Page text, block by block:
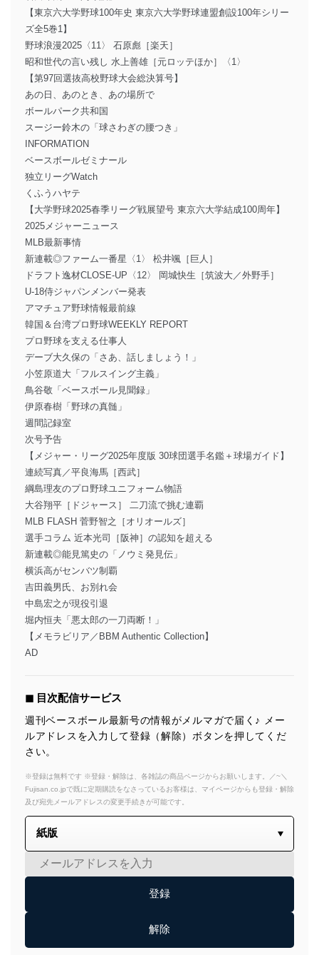
【東京六大学野球100年史 東京六大学野球連盟創設100年シリー
ズ全5巻1】
野球浪漫2025〈11〉 石原彪［楽天］
昭和世代の言い残し 水上善雄［元ロッテほか］〈1〉
【第97回選抜高校野球大会総決算号】
あの日、あのとき、あの場所で
ボールパーク共和国
スージー鈴木の「球さわぎの腰つき」
INFORMATION
ベースボールゼミナール
独立リーグWatch
くふうハヤテ
【大学野球2025春季リーグ戦展望号 東京六大学結成100周年】
2025メジャーニュース
MLB最新事情
新連載◎ファーム一番星〈1〉 松井颯［巨人］
ドラフト逸材CLOSE-UP〈12〉 岡城快生［筑波大／外野手］
U-18侍ジャパンメンバー発表
アマチュア野球情報最前線
韓国＆台湾プロ野球WEEKLY REPORT
プロ野球を支える仕事人
デーブ大久保の「さあ、話しましょう！」
小笠原道大「フルスイング主義」
鳥谷敬「ベースボール見聞録」
伊原春樹「野球の真髄」
週間記録室
次号予告
【メジャー・リーグ2025年度版 30球団選手名鑑＋球場ガイド】
連続写真／平良海馬［西武］
綱島理友のプロ野球ユニフォーム物語
大谷翔平［ドジャース］ 二刀流で挑む連覇
MLB FLASH 菅野智之［オリオールズ］
選手コラム 近本光司［阪神］の認知を超える
新連載◎能見篤史の「ノウミ発見伝」
横浜高がセンバツ制覇
吉田義男氏、お別れ会
中島宏之が現役引退
堀内恒夫「悪太郎の一刀両断！」
【メモラビリア／BBM Authentic Collection】
AD
◼︎ 目次配信サービス
週刊ベースボール最新号の情報がメルマガで届く♪ メー
ルアドレスを入力して登録（解除）ボタンを押してくだ
さい。
※登録は無料です ※登録・解除は、各雑誌の商品ページからお願いします。／~＼
Fujisan.co.jpで既に定期購読をなさっているお客様は、マイページからも登録・解除
及び宛先メールアドレスの変更手続きが可能です。